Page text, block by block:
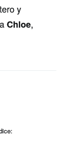
y
Chloe,